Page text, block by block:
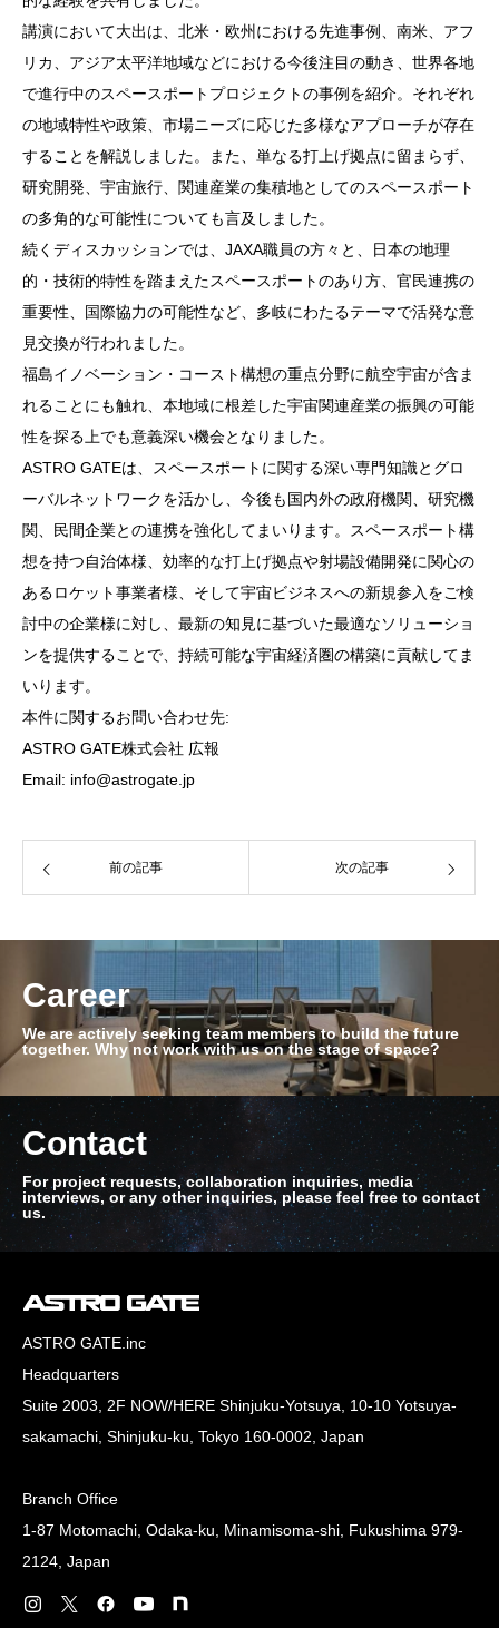
講演において大出は、北米・欧州における先進事例、南米、アフ
リカ、アジア太平洋地域などにおける今後注目の動き、世界各地
で進行中のスペースポートプロジェクトの事例を紹介。それぞれ
の地域特性や政策、市場ニーズに応じた多様なアプローチが存在
することを解説しました。また、単なる打上げ拠点に留まらず、
研究開発、宇宙旅行、関連産業の集積地としてのスペースポート
の多角的な可能性についても言及しました。
続くディスカッションでは、JAXA職員の方々と、日本の地理
的・技術的特性を踏まえたスペースポートのあり方、官民連携の
重要性、国際協力の可能性など、多岐にわたるテーマで活発な意
見交換が行われました。
福島イノベーション・コースト構想の重点分野に航空宇宙が含ま
れることにも触れ、本地域に根差した宇宙関連産業の振興の可能
性を探る上でも意義深い機会となりました。
ASTRO GATEは、スペースポートに関する深い専門知識とグロ
ーバルネットワークを活かし、今後も国内外の政府機関、研究機
関、民間企業との連携を強化してまいります。スペースポート構
想を持つ自治体様、効率的な打上げ拠点や射場設備開発に関心の
あるロケット事業者様、そして宇宙ビジネスへの新規参入をご検
討中の企業様に対し、最新の知見に基づいた最適なソリューショ
ンを提供することで、持続可能な宇宙経済圏の構築に貢献してま
いります。
本件に関するお問い合わせ先:
ASTRO GATE株式会社 広報
Email: info@astrogate.jp
前の記事 次の記事
Career
We are actively seeking team members to build the future
together. Why not work with us on the stage of space?
Contact
For project requests, collaboration inquiries, media
interviews, or any other inquiries, please feel free to contact
us.
ASTRO GATE.inc
Headquarters
Suite 2003, 2F NOW/HERE Shinjuku-Yotsuya, 10-10 Yotsuya-
sakamachi, Shinjuku-ku, Tokyo 160-0002, Japan
Branch Office
1-87 Motomachi, Odaka-ku, Minamisoma-shi, Fukushima 979-
2124, Japan